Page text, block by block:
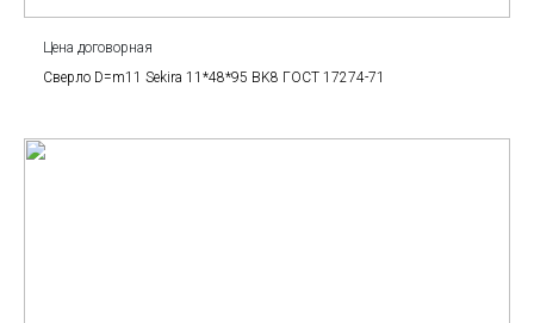
Цена договорная
Сверло D=m11 Sekira 11*48*95 BK8 ГОСТ 17274-71